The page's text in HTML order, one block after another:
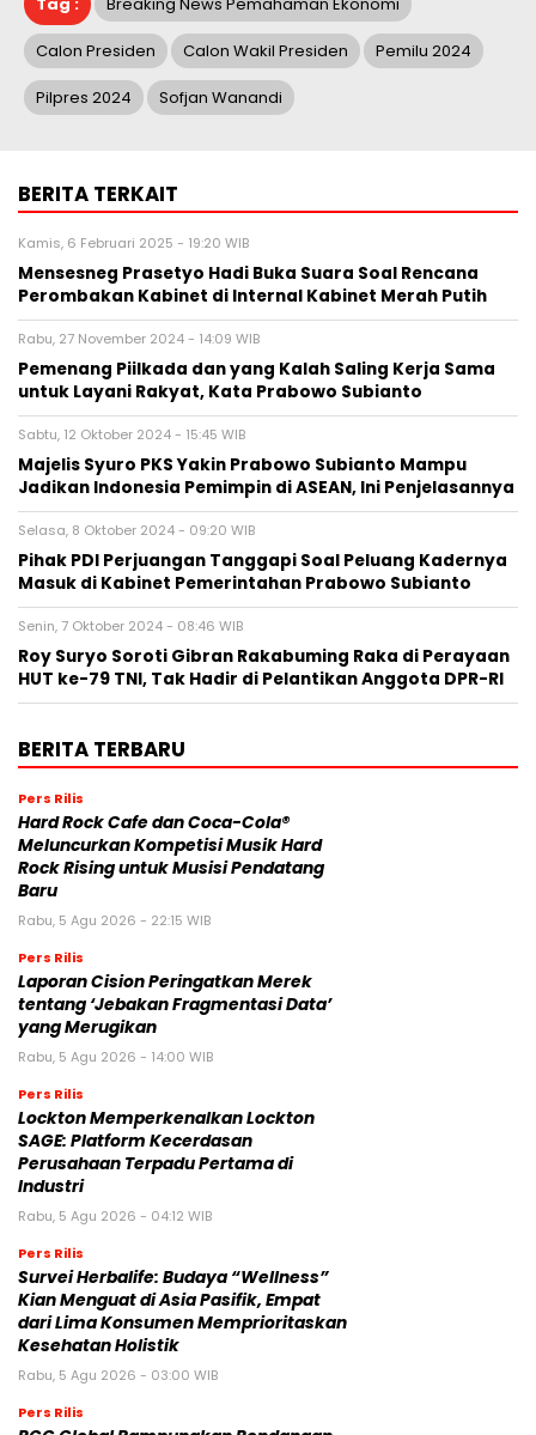
Tag : Breaking News Pemahaman Ekonomi
Calon Presiden Calon Wakil Presiden
BERITA TERKAIT
Kamis, 6 Februari 2025 - 19:20 WIB
Mensesneg Prasetyo Hadi Buka Suara Soal Rencana
Perombakan Kabinet di Internal Kabinet Merah Putih
Rabu, 27 November 2024 - 14:09 WIB
Pemenang Piilkada dan yang Kalah Saling Kerja Sama
untuk Layani Rakyat, Kata Prabowo Subianto
Sabtu, 12 Oktober 2024 - 15:45 WIB
Majelis Syuro PKS Yakin Prabowo Subianto Mampu
Jadikan Indonesia Pemimpin di ASEAN, Ini Penjelasannya
Selasa, 8 Oktober 2024 - 09:20 WIB
Pihak PDI Perjuangan Tanggapi Soal Peluang Kadernya
Masuk di Kabinet Pemerintahan Prabowo Subianto
Senin, 7 Oktober 2024 - 08:46 WIB
Roy Suryo Soroti Gibran Rakabuming Raka di Perayaan
BERITA TERBARU
Pers Rilis
Hard Rock Cafe dan Coca-Cola®
Meluncurkan Kompetisi Musik Hard
Rock Rising untuk Musisi Pendatang
Rabu, 5 Agu 2026 - 22:15 WIB
Pers Rilis
Laporan Cision Peringatkan Merek
tentang ‘Jebakan Fragmentasi Data’
Rabu, 5 Agu 2026 - 14:00 WIB
Pers Rilis
Lockton Memperkenalkan Lockton
SAGE: Platform Kecerdasan
Perusahaan Terpadu Pertama di
Rabu, 5 Agu 2026 - 04:12 WIB
Pers Rilis
Survei Herbalife: Budaya “Wellness”
Kian Menguat di Asia Pasifik, Empat
dari Lima Konsumen Memprioritaskan
Rabu, 5 Agu 2026 - 03:00 WIB